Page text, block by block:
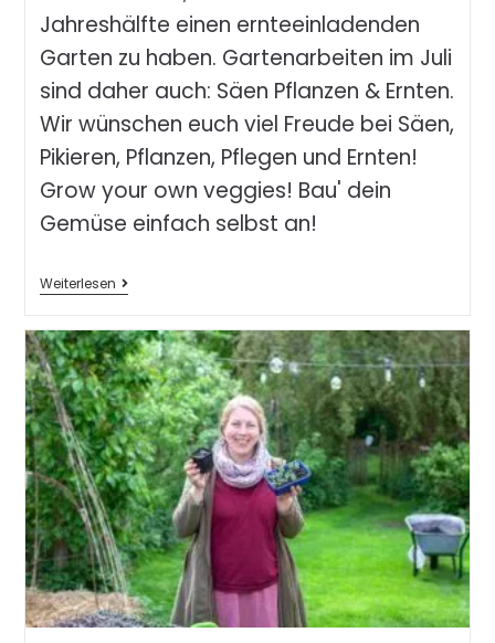
Jahreshälfte einen ernteeinladenden
Garten zu haben. Gartenarbeiten im Juli
sind daher auch: Säen Pflanzen & Ernten.
Wir wünschen euch viel Freude bei Säen,
Pikieren, Pflanzen, Pflegen und Ernten!
Grow your own veggies! Bau' dein
Gemüse einfach selbst an!
Weiterlesen